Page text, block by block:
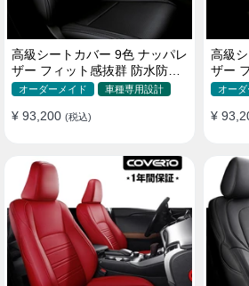
高級シートカバー 9色 ナッパレ
ザー フィット感抜群 防水防汚
オーダーメイド 全席セット
オーダーメイド 車種専用設計
¥ 93,200 (税込)
高級
ザー
オー
オー
¥